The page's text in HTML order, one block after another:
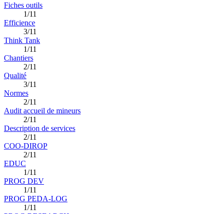
Fiches outils
1/11
Efficience
3/11
Think Tank
1/11
Chantiers
2/11
Qualité
3/11
Normes
2/11
Audit accueil de mineurs
2/11
Description de services
2/11
COO-DIROP
2/11
EDUC
1/11
PROG DEV
1/11
PROG PEDA-LOG
1/11